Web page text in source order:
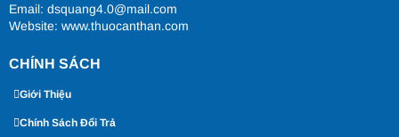
Email: dsquang4.0@mail.com
Website: www.thuocanthan.com
CHÍNH SÁCH
Giới Thiệu
Chính Sách Đổi Trả